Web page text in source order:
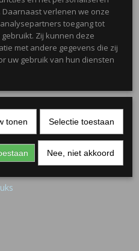
verlenen we onze
toegang tot
Zij kunnen deze
met andere gegevens die zij
uw gebruik van hun diensten
tonen Selectie toestaan
Nee, niet akkoord